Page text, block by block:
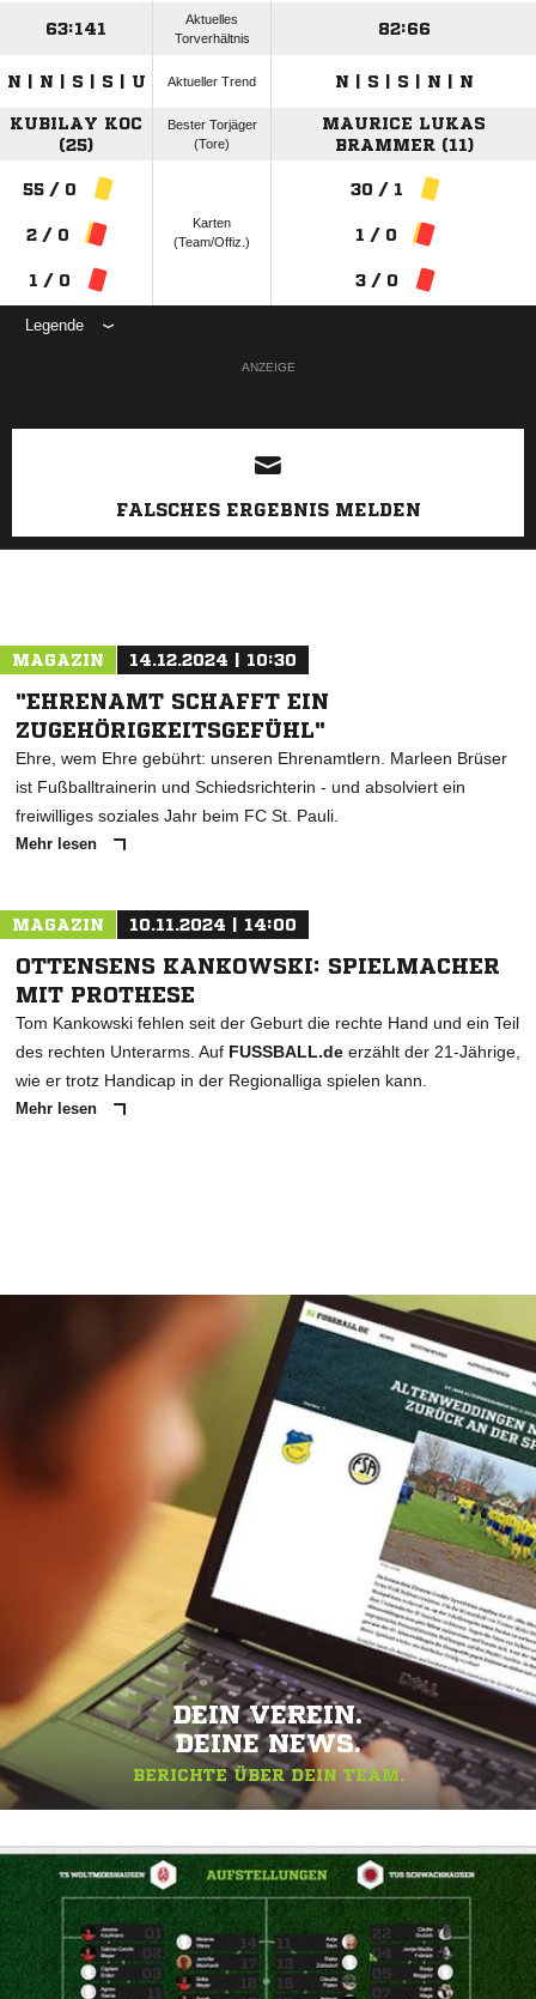
63:141
Aktuelles
Torverhältnis
82:66
N | N | S | S | U Aktueller Trend N | S | S | N | N
KUBILAY KOC
(25)
Bester Torjäger
(Tore)
MAURICE LUKAS
BRAMMER (11)
55 / 0
2 / 0
1 / 0
Karten
(Team/Offiz.)
30 / 1
1 / 0
3 / 0
Legende
ANZEIGE
FALSCHES ERGEBNIS MELDEN
MAGAZIN 14.12.2024 | 10:30
"EHRENAMT SCHAFFT EIN
ZUGEHÖRIGKEITSGEFÜHL"
Ehre, wem Ehre gebührt: unseren Ehrenamtlern. Marleen Brüser
ist Fußballtrainerin und Schiedsrichterin - und absolviert ein
freiwilliges soziales Jahr beim FC St. Pauli.
Mehr lesen
MAGAZIN 10.11.2024 | 14:00
OTTENSENS KANKOWSKI: SPIELMACHER
MIT PROTHESE
Tom Kankowski fehlen seit der Geburt die rechte Hand und ein Teil
des rechten Unterarms. Auf FUSSBALL.de erzählt der 21-Jährige,
wie er trotz Handicap in der Regionalliga spielen kann.
Mehr lesen
DEIN VEREIN.
DEINE NEWS.
BERICHTE ÜBER DEIN TEAM.